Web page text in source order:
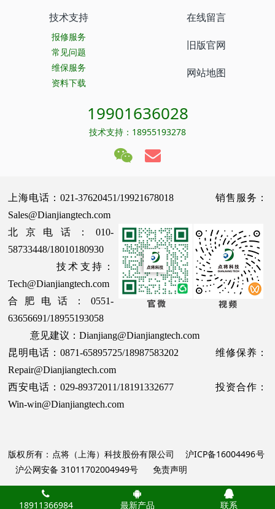
技术支持
报修服务
常见问题
维保服务
资料下载
在线留言
旧版官网
网站地图
19901636028
技术支持：18955193278
上海电话：021-37620451/19921678018 销售服务：
Sales@Dianjiangtech.com
北京电话：010-
58733448/18010180930
技术支持：
Tech@Dianjiangtech.com
合肥电话：0551-
63656691/18955193058
意见建议：Dianjiang@Dianjiangtech.com
昆明电话：0871-65895725/18987583202 维修保养：
Repair@Dianjiangtech.com
西安电话：029-89372011/18191332677 投资合作：
Win-win@Dianjiangtech.com
版权所有：点将（上海）科技股份有限公司 沪ICP备16004496号
沪公网安备 31011702004949号
免责声明
18911366984 最新产品 联系